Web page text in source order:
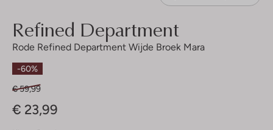
Refined Department
Rode Refined Department Wijde Broek Mara
-60%
€ 59,99
€ 23,99